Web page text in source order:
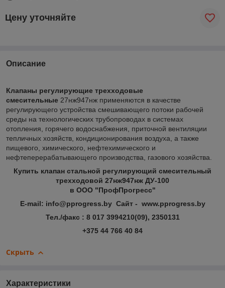
Цену уточняйте
Описание
Клапаны регулирующие трехходовые
смесительные 27нж947нж применяются в качестве
регулирующего устройства смешивающего потоки рабочей
среды на технологических трубопроводах в системах
отопления, горячего водоснабжения, приточной вентиляции
тепличных хозяйств, кондиционирования воздуха, а также
пищевого, химического, нефтехимического и
нефтеперерабатывающего производства, газового хозяйства.
Купить клапан стальной регулирующий смесительный
трехходовой 27нж947нж ДУ-100
в ООО "ПрофПрогресс"
E-mail: info@pprogress.by Сайт - www.pprogress.by
Тел./факс : 8 017 3994210(09), 2350131
+375 44 766 40 84
Скрыть
Характеристики